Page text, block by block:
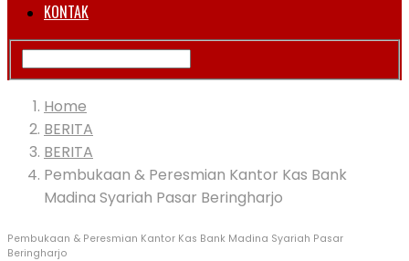
KONTAK
Home
BERITA
BERITA
Pembukaan & Peresmian Kantor Kas Bank
Madina Syariah Pasar Beringharjo
Pembukaan & Peresmian Kantor Kas Bank Madina Syariah Pasar
Beringharjo